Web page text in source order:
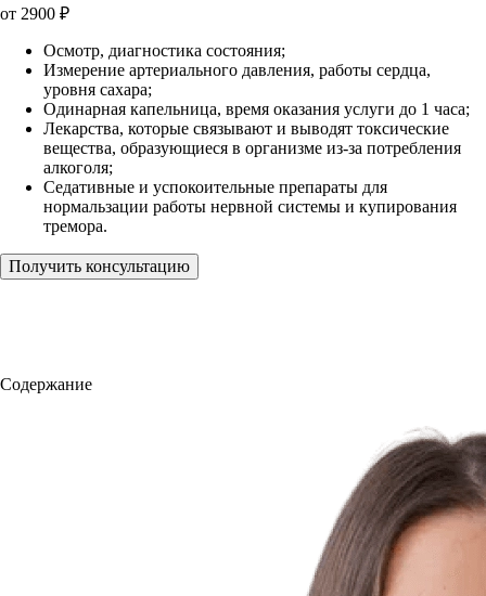
от 2900 ₽
Осмотр, диагностика состояния;
Измерение артериального давления, работы сердца,
уровня сахара;
Одинарная капельница, время оказания услуги до 1 часа;
Лекарства, которые связывают и выводят токсические
вещества, образующиеся в организме из-за потребления
алкоголя;
Седативные и успокоительные препараты для
нормальзации работы нервной системы и купирования
тремора.
Получить консультацию
Содержание